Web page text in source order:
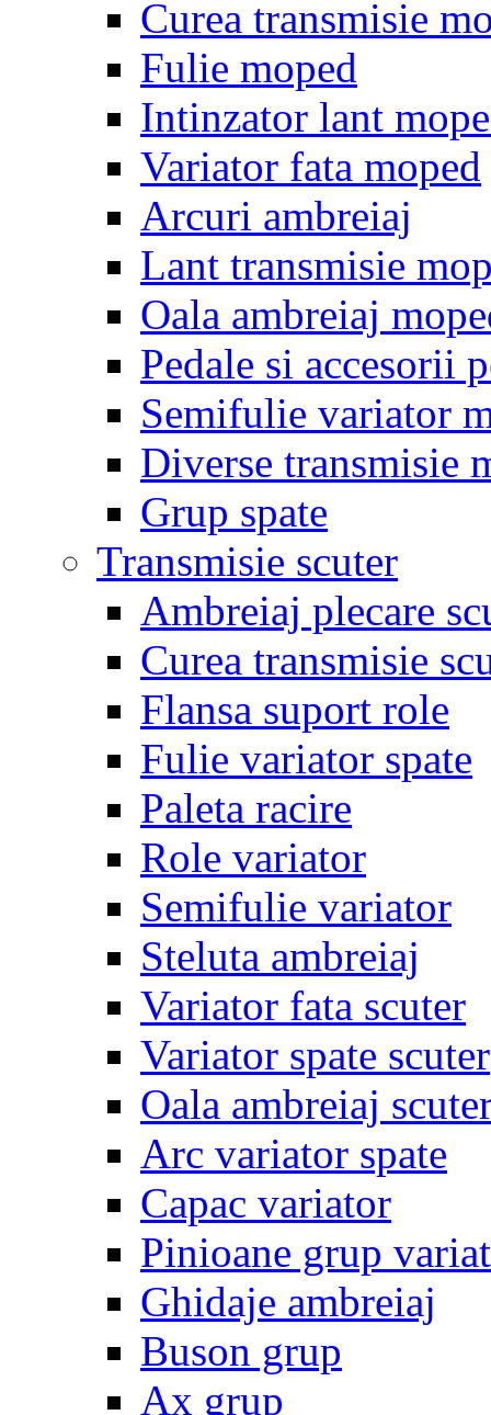
Curea transmisie
Fulie moped
Intinzator lant
Variator fata moped
Arcuri ambreiaj
Lant transmisie
Oala ambreiaj
Pedale si accesorii
Semifulie variator
Diverse transmisie
Grup spate
Transmisie scuter
Ambreiaj plecare
Curea transmisie
Flansa suport role
Fulie variator spate
Paleta racire
Role variator
Semifulie variator
Steluta ambreiaj
Variator fata scuter
Variator spate scuter
Oala ambreiaj
Arc variator spate
Capac variator
Pinioane grup
Ghidaje ambreiaj
Buson grup
Ax grup